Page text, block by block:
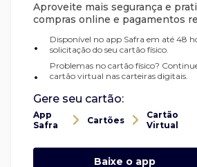
Aproveite mais segurança e
compras online e pagamentos
•
Disponível no app Safra em até 48
solicitação do seu cartão físico.
•
Problemas no cartão físico?
cartão virtual nas carteiras digitais.
Gere seu cartão:
App
Safra
Cartões
Cartão
Virtual
Baixe o app